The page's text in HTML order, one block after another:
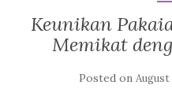
Keunikan
Memikat
Posted on August